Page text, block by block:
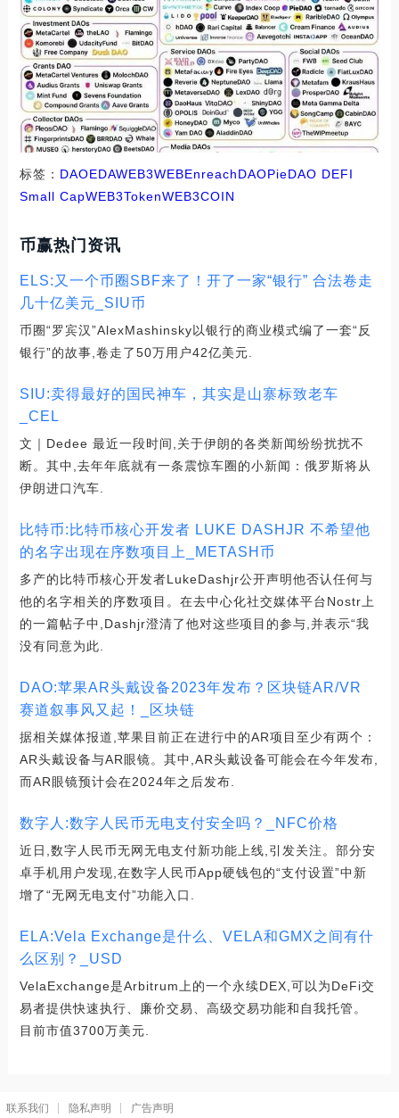
标签： DAOEDAWEB3WEBEnreachDAOPieDAO DEFI
Small CapWEB3TokenWEB3COIN
币赢热门资讯
ELS:又一个币圈SBF来了！开了一家“银行” 合法卷走
几十亿美元_SIU币
币圈“罗宾汉”AlexMashinsky以银行的商业模式编了一套“反
银行”的故事,卷走了50万用户42亿美元.
SIU:卖得最好的国民神车，其实是山寨标致老车
_CEL
文｜Dedee 最近一段时间,关于伊朗的各类新闻纷纷扰扰不
断。其中,去年年底就有一条震惊车圈的小新闻：俄罗斯将从
伊朗进口汽车.
比特币:比特币核心开发者 LUKE DASHJR 不希望他
的名字出现在序数项目上_METASH币
多产的比特币核心开发者LukeDashjr公开声明他否认任何与
他的名字相关的序数项目。在去中心化社交媒体平台Nostr上
的一篇帖子中,Dashjr澄清了他对这些项目的参与,并表示“我
没有同意为此.
DAO:苹果AR头戴设备2023年发布？区块链AR/VR
赛道叙事风又起！_区块链
据相关媒体报道,苹果目前正在进行中的AR项目至少有两个：
AR头戴设备与AR眼镜。其中,AR头戴设备可能会在今年发布,
而AR眼镜预计会在2024年之后发布.
数字人:数字人民币无电支付安全吗？_NFC价格
近日,数字人民币无网无电支付新功能上线,引发关注。部分安
卓手机用户发现,在数字人民币App硬钱包的“支付设置”中新
增了“无网无电支付”功能入口.
ELA:Vela Exchange是什么、VELA和GMX之间有什
么区别？_USD
VelaExchange是Arbitrum上的一个永续DEX,可以为DeFi交
易者提供快速执行、廉价交易、高级交易功能和自我托管。
目前市值3700万美元.
联系我们 隐私声明 广告声明